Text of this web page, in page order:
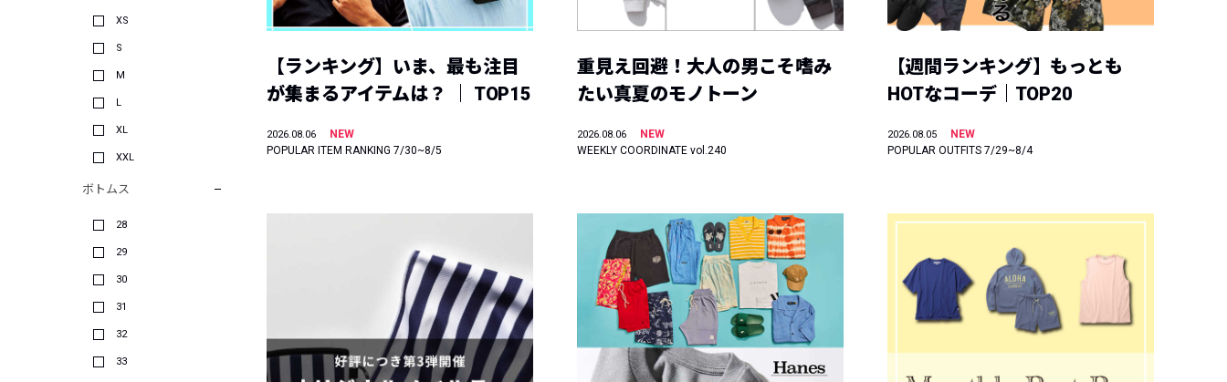
XS
S
M
L
XL
XXL
ボトムス
28
29
30
31
32
33
【ランキング】いま、最も注目
が集まるアイテムは？ ｜ TOP15
2026.08.06
NEW
POPULAR ITEM RANKING 7/30~8/5
重見え回避！大人の男こそ嗜み
たい真夏のモノトーン
2026.08.06
NEW
WEEKLY COORDINATE vol.240
【週間ランキング】もっとも
HOTなコーデ｜TOP20
2026.08.05
NEW
POPULAR OUTFITS 7/29~8/4